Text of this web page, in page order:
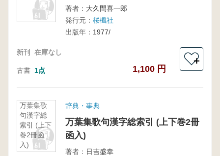
著者： 大久間喜一郎
発行元： 桜楓社
出版年： 1977/
新刊 在庫なし
古書 1点 1,100 円
＋
万葉集歌
句漢字総
索引 (上下
巻2冊函
入)
辞典・事典
万葉集歌句漢字総索引 (上下巻2冊
函入)
著者： 日吉盛幸